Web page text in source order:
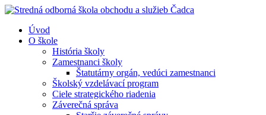
Úvod
O škole
História školy
Zamestnanci školy
Štatutárny orgán, vedúci zamestnanci
Školský vzdelávací program
Ciele strategického riadenia
Záverečná správa